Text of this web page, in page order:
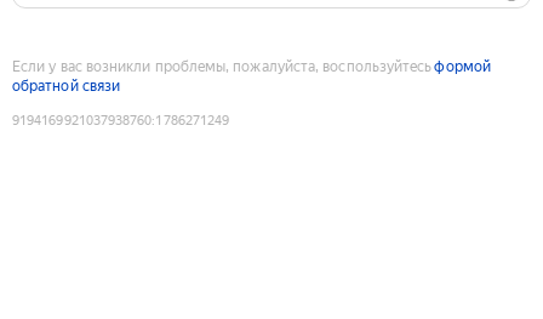
Если у вас возникли проблемы, пожалуйста, воспользуйтесьформой
обратной связи
9194169921037938760:1786271249